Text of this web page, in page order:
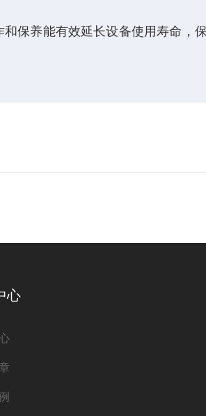
保养能有效延长设备使用寿命，
心